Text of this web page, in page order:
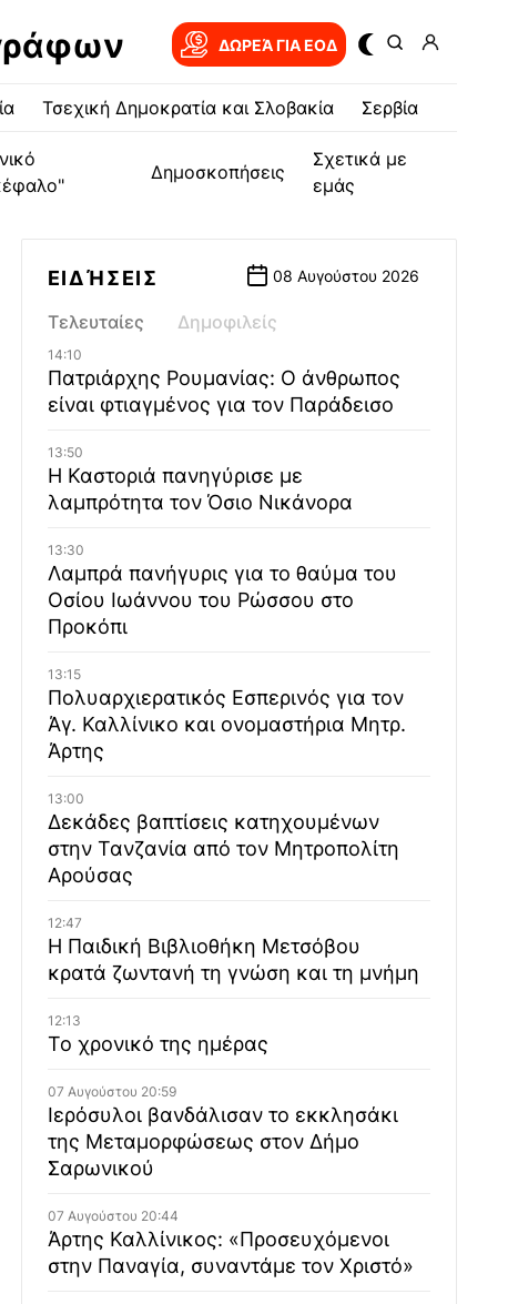
ΔΩΡΕΆ ΓΙΑ EOΔ
Τσεχική Δημοκρατία και Σλοβακία Σερβία
Δημοσκοπήσεις
Σχετικά με
εμάς
ΕΙΔΉΣΕΙΣ 08 Αυγούστου 2026
Τελευταίες Δημοφιλείς
14:10
Πατριάρχης Ρουμανίας: Ο άνθρωπος
είναι φτιαγμένος για τον Παράδεισο
13:50
Η Καστοριά πανηγύρισε με
λαμπρότητα τον Όσιο Νικάνορα
13:30
Λαμπρά πανήγυρις για το θαύμα του
Οσίου Ιωάννου του Ρώσσου στο
Προκόπι
13:15
Πολυαρχιερατικός Εσπερινός για τον
Άγ. Καλλίνικο και ονομαστήρια Μητρ.
Άρτης
13:00
Δεκάδες βαπτίσεις κατηχουμένων
στην Τανζανία από τον Μητροπολίτη
Αρούσας
12:47
Η Παιδική Βιβλιοθήκη Μετσόβου
κρατά ζωντανή τη γνώση και τη μνήμη
12:13
Το χρονικό της ημέρας
07 Αυγούστου 20:59
Ιερόσυλοι βανδάλισαν το εκκλησάκι
της Μεταμορφώσεως στον Δήμο
Σαρωνικού
07 Αυγούστου 20:44
Άρτης Καλλίνικος: «Προσευχόμενοι
στην Παναγία, συναντάμε τον Χριστό»